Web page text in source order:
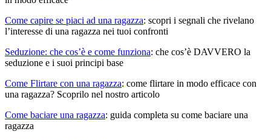
Come capire se piaci ad una ragazza: scopri i segnali che rivelano
l’interesse di una ragazza nei tuoi confronti
Seduzione: che cos’è e come funziona: che cos’è DAVVERO la
seduzione e i suoi principi base
Come Flirtare con una ragazza: come flirtare in modo efficace con
una ragazza? Scoprilo nel nostro articolo
Come baciare una ragazza: guida completa su come baciare una
ragazza